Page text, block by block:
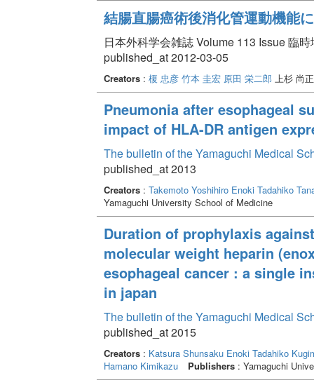
結腸直腸癌術後消化管運動機能
日本外科学会雑誌 Volume 113 Issue 臨
published_at 2012-03-05
Creators: 榎 忠彦 竹本 圭宏 原田 栄二郎 上杉 尚
Pneumonia after esophageal
impact of HLA-DR antigen
The bulletin of the Yamaguchi Medical
published_at 2013
Creators: Takemoto Yoshihiro Enoki Tadahiko
Yamaguchi University School of Medicine
Duration of prophylaxis
molecular weight heparin
esophageal cancer : a single
in japan
The bulletin of the Yamaguchi Medical
published_at 2015
Creators: Katsura Shunsaku Enoki Tadahiko
Hamano Kimikazu
Publishers: Yamaguchi